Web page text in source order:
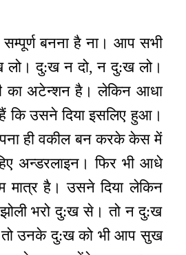
सम्पूर्ण बनना है ना। आप सभी
लो। दु:ख न दो, न दु:ख लो।
का अटेन्शन है। लेकिन आधा
कि उसने दिया इसलिए हुआ।
ही वकील बन करके केस में
अन्डरलाइन। फिर भी आधे
है। उसने दिया लेकिन
भरो दु:ख से। तो न दु:ख
तो उनके दु:ख को भी आप सुख